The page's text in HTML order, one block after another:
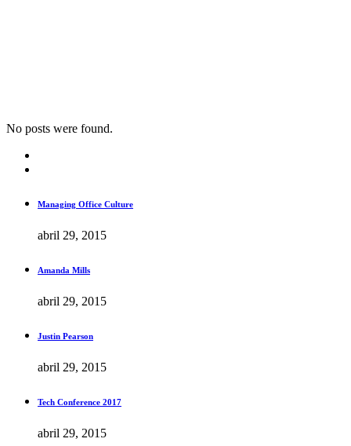
No posts were found.
Managing Office Culture
abril 29, 2015
Amanda Mills
abril 29, 2015
Justin Pearson
abril 29, 2015
Tech Conference 2017
abril 29, 2015